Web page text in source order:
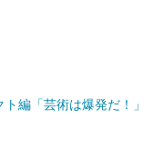
編「芸術は爆発だ！」